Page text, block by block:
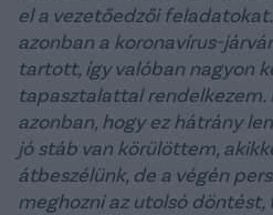
el a vezetőedzői
azonban a koronavírus-
tartott, így valóban nagyon
tapasztalattal rendelkezem.
azonban, hogy ez hátrány
jó stáb van körülöttem,
átbeszélünk, de a végén
meghozni az utolsó